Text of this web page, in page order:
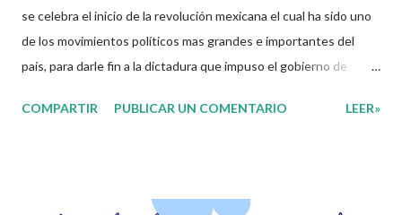
se celebra el inicio de la revolución mexicana el cual ha sido uno
de los movimientos políticos mas grandes e importantes del
país, para darle fin a la dictadura que impuso el gobierno de
Francisco I Madero con el Plan de San Luis, este movimiento fue
COMPARTIR PUBLICAR UN COMENTARIO LEER»